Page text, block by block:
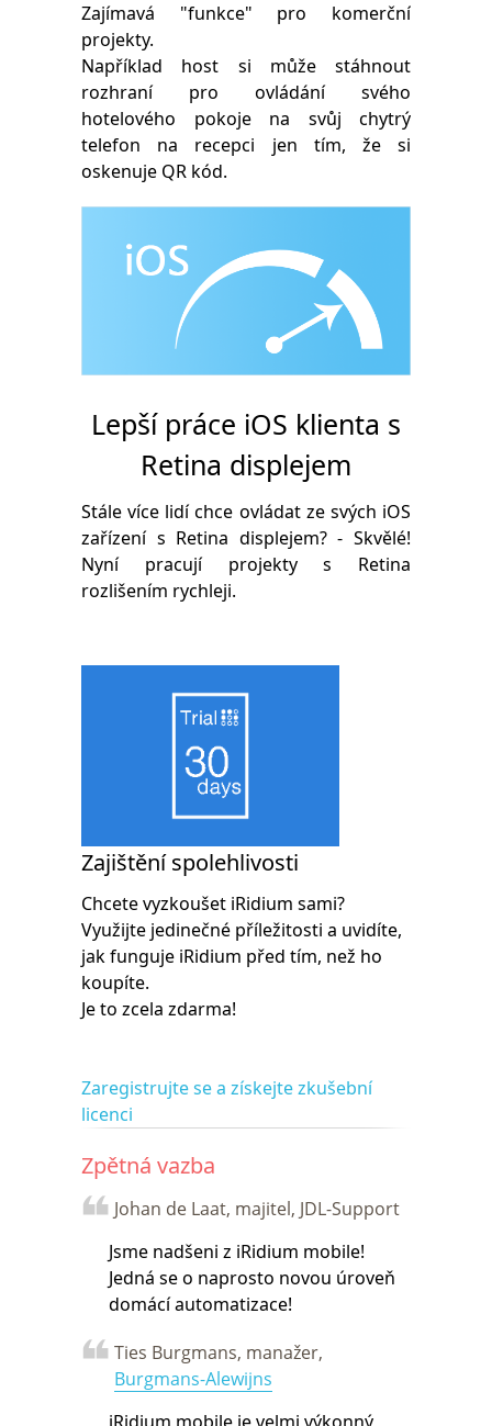
Zajímavá "funkce" pro komerční
projekty.
Například host si může stáhnout
rozhraní pro ovládání svého
hotelového pokoje na svůj chytrý
telefon na recepci jen tím, že si
oskenuje QR kód.
Lepší práce iOS klienta s
Retina displejem
Stále více lidí chce ovládat ze svých iOS
zařízení s Retina displejem? - Skvělé!
Nyní pracují projekty s Retina
rozlišením rychleji.
Zajištění spolehlivosti
Chcete vyzkoušet iRidium sami?
Využijte jedinečné příležitosti a uvidíte,
jak funguje iRidium před tím, než ho
koupíte.
Je to zcela zdarma!
Zaregistrujte se a získejte zkušební
licenci
Zpětná vazba
Johan de Laat, majitel, JDL-Support
Jsme nadšeni z iRidium mobile!
Jedná se o naprosto novou úroveň
domácí automatizace!
Ties Burgmans, manažer,
Burgmans-Alewijns
iRidium mobile je velmi výkonný